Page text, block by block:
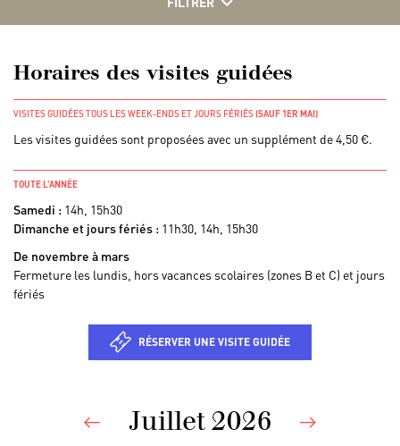
Horaires des visites guidées
VISITES GUIDÉES TOUS LES WEEK-ENDS ET JOURS FÉRIÉS(SAUF 1ER MAI)
Les visites guidées sont proposées avec un supplément de 4,50 €.
TOUTE L’ANNÉE
Samedi : 14h, 15h30
Dimanche et jours fériés : 11h30, 14h, 15h30
De novembre à mars
Fermeture les lundis, hors vacances scolaires (zones B et C) et jours
fériés
RÉSERVER UNE VISITE GUIDÉE
Previous
Juillet 2026